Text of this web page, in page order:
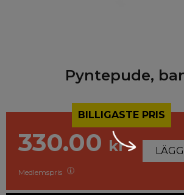
Pyntepude,
BILLIGASTE PRIS
330.00 kr
Medlemspris